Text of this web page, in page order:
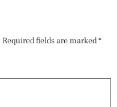
Required fields are marked*